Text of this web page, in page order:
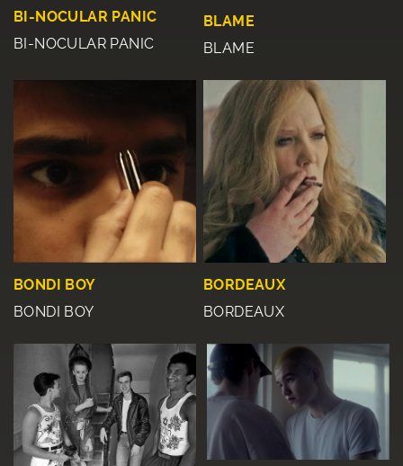
BI-NOCULAR PANIC
BI-NOCULAR PANIC
BLAME
BLAME
BONDI BOY
BONDI BOY
BORDEAUX
BORDEAUX